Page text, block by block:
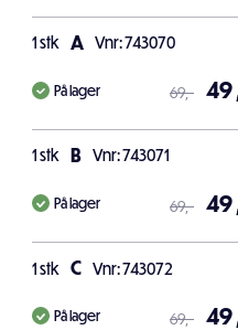
1stk A Vnr: 743070
På lager 69,- 49
1stk B Vnr: 743071
På lager 69,- 49
1stk C Vnr: 743072
På lager 69,- 49